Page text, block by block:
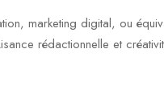
marketing digital, ou
rédactionnelle et